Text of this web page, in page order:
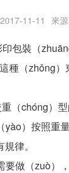
11-11 來源
包裝（
種（zhǒng
（chóng）
）按照重
律。
要做（zuò）